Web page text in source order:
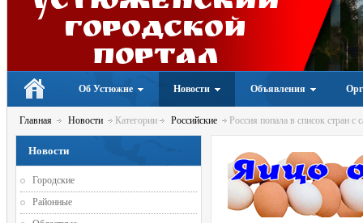
Городской
портал
Об Устюжне Новости Объявления
Главная Новости Категории Российские Россия попала в список стран
Новости
Городские
Районные